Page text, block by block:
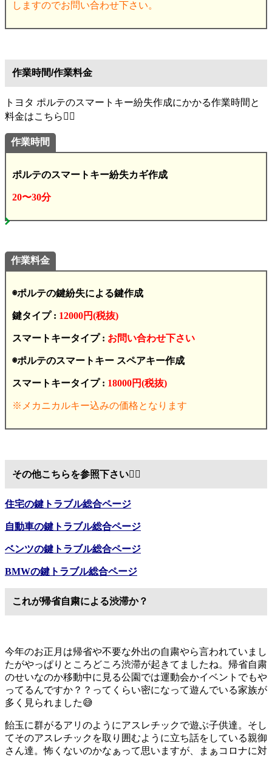
しますのでお問い合わせ下さい。
作業時間/作業料金
トヨタ ポルテのスマートキー紛失作成にかかる作業時間と
料金はこちら💁‍♂️
作業時間
ポルテのスマートキー紛失カギ作成
20〜30分
作業料金
◉ポルテの鍵紛失による鍵作成
鍵タイプ : 12000円(税抜)
スマートキータイプ : お問い合わせ下さい
◉ポルテのスマートキー スペアキー作成
スマートキータイプ : 18000円(税抜)
※メカニカルキー込みの価格となります
その他こちらを参照下さい💁‍♂️
住宅の鍵トラブル総合ページ
自動車の鍵トラブル総合ページ
ベンツの鍵トラブル総合ページ
BMWの鍵トラブル総合ページ
これが帰省自粛による渋滞か？
今年のお正月は帰省や不要な外出の自粛やら言われていまし
たがやっぱりところどころ渋滞が起きてましたね。帰省自粛
のせいなのか移動中に見る公園では運動会かイベントでもや
ってるんですか？？ってくらい密になって遊んでいる家族が
多く見られました😅
飴玉に群がるアリのようにアスレチックで遊ぶ子供達。そし
てそのアスレチックを取り囲むように立ち話をしている親御
さん達。怖くないのかなぁって思いますが、まぁコロナに対